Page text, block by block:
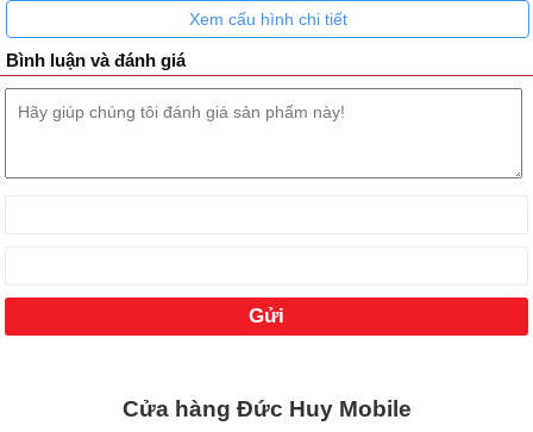
Xem cấu hình chi tiết
Bình luận và đánh giá
Cửa hàng Đức Huy Mobile